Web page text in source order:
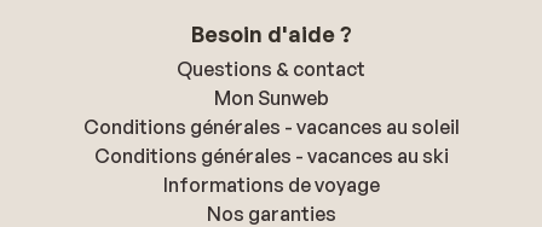
Besoin d'aide ?
Questions & contact
Mon Sunweb
Conditions générales - vacances au soleil
Conditions générales - vacances au ski
Informations de voyage
Nos garanties